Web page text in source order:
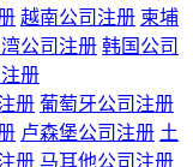
越南公司注册 柬埔
公司注册 韩国公司
册
册 葡萄牙公司注册
卢森堡公司注册 土
册 马耳他公司注册